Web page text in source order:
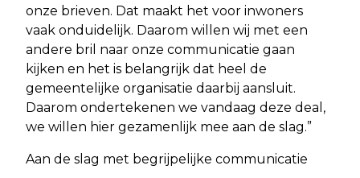
onze brieven. Dat maakt het voor inwoners
vaak onduidelijk. Daarom willen wij met een
andere bril naar onze communicatie gaan
kijken en het is belangrijk dat heel de
gemeentelijke organisatie daarbij aansluit.
Daarom ondertekenen we vandaag deze deal,
we willen hier gezamenlijk mee aan de slag.”
Aan de slag met begrijpelijke communicatie